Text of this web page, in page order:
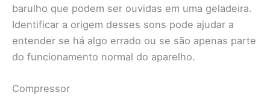
barulho que podem ser ouvidas em uma geladeira.
Identificar a origem desses sons pode ajudar a
entender se há algo errado ou se são apenas parte
do funcionamento normal do aparelho.
Compressor